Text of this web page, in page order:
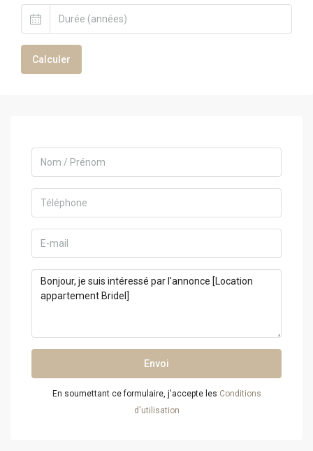
Calculer
Envoi
En soumettant ce formulaire, j'accepte les Conditions
d'utilisation